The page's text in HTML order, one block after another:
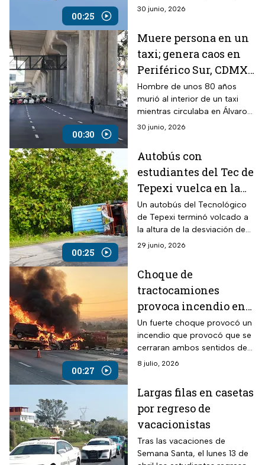
00:25
una falla mecánica; los siete
30 junio, 2026
00:30
Muere persona en un
taxi; genera caos en
Periférico Sur, CDMX,
hoy 22 de junio
Hombre de unos 80 años
murió al interior de un taxi
mientras circulaba en Álvaro
Obregón; autoridades
30 junio, 2026
00:25
Autobús con
estudiantes del Tec de
Tepexi vuelca en la
autopista México-
Puebla
Un autobús del Tecnológico
de Tepexi terminó volcado a
la altura de la desviación de
San Felipe Hueyotlipan, en la
29 junio, 2026
00:27
Choque de
tractocamiones
provoca incendio en
Guerrero
Un fuerte choque provocó un
incendio que provocó que se
cerraran ambos sentidos de
la carretera.
8 julio, 2026
Largas filas en casetas
por regreso de
vacacionistas
Tras las vacaciones de
Semana Santa, el lunes 13 de